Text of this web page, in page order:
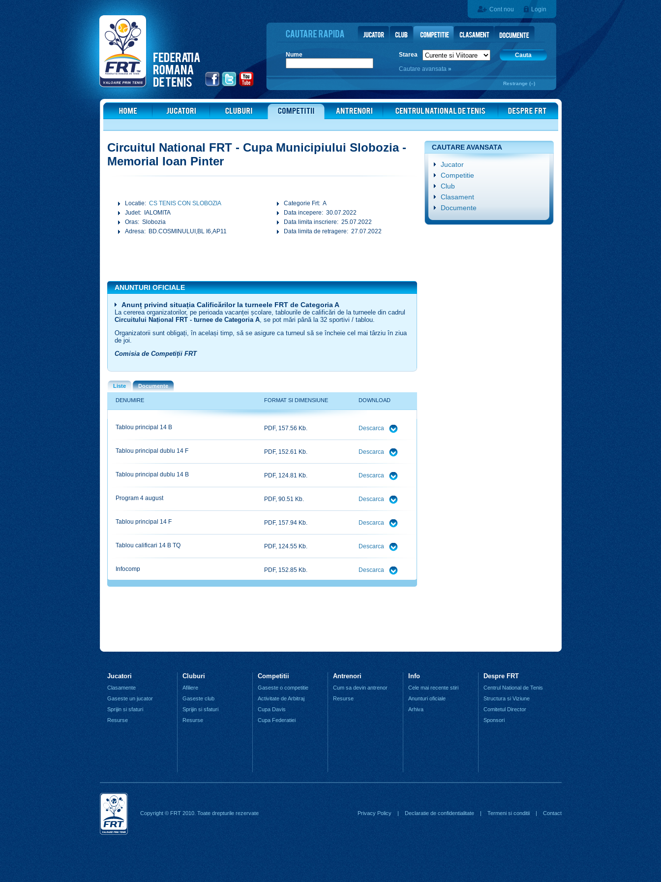
Cont nou Login
Nume Starea
Cauta
Cautare avansata »
Restrange (–)
Circuitul National FRT - Cupa Municipiului Slobozia -
Memorial Ioan Pinter
Locatie: CS TENIS CON SLOBOZIA
Judet: IALOMITA
Oras: Slobozia
Adresa: BD.COSMINULUI,BL I6,AP11
Categorie Frt: A
Data incepere: 30.07.2022
Data limita inscriere: 25.07.2022
Data limita de retragere: 27.07.2022
ANUNTURI OFICIALE
Anunț privind situația Calificărilor la turneele FRT de Categoria A
La cererea organizatorilor, pe perioada vacanței școlare, tablourile de calificări de la turneele din cadrul
Circuitului Național FRT - turnee de Categoria A, se pot mări până la 32 sportivi / tablou.
Organizatorii sunt obligați, în același timp, să se asigure ca turneul să se încheie cel mai târziu în ziua
de joi.
Comisia de Competiții FRT
Liste Documente
DENUMIRE FORMAT SI DIMENSIUNE DOWNLOAD
Tablou principal 14 B PDF, 157.56 Kb. Descarca
Tablou principal dublu 14 F PDF, 152.61 Kb. Descarca
Tablou principal dublu 14 B PDF, 124.81 Kb. Descarca
Program 4 august PDF, 90.51 Kb. Descarca
Tablou principal 14 F PDF, 157.94 Kb. Descarca
Tablou calificari 14 B TQ PDF, 124.55 Kb. Descarca
Infocomp PDF, 152.85 Kb. Descarca
CAUTARE AVANSATA
Jucator
Competitie
Club
Clasament
Documente
Jucatori
Clasamente
Gaseste un jucator
Sprijin si sfaturi
Resurse
Cluburi
Afiliere
Gaseste club
Sprijin si sfaturi
Resurse
Competitii
Gaseste o competitie
Activitate de Arbitraj
Cupa Davis
Cupa Federatiei
Antrenori
Cum sa devin antrenor
Resurse
Info
Cele mai recente stiri
Anunturi oficiale
Arhiva
Despre FRT
Centrul National de Tenis
Structura si Viziune
Comitetul Director
Sponsori
Copyright © FRT 2010. Toate drepturile rezervate Contact
|
Termeni si conditii
|
Declaratie de confidentialitate
|
Privacy Policy